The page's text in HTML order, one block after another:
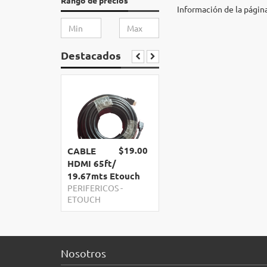
Destacados
$19.00
CABLE
HDMI 65ft/
19.67mts Etouch
PERIFERICOS-
ETOUCH
Información de la
Nosotros